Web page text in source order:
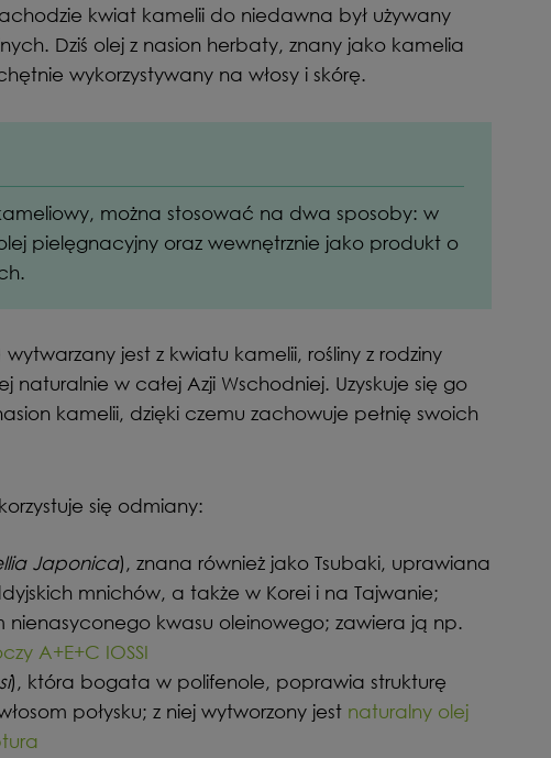
kwiat kamelii do niedawna był używany
Dziś olej z nasion herbaty, znany jako kamelia
wykorzystywany na włosy i skórę.
można stosować na dwa sposoby: w
pielęgnacyjny oraz wewnętrznie jako produkt o
wytwarzany jest z kwiatu kamelii, rośliny z rodziny
w całej Azji Wschodniej. Uzyskuje się go
kamelii, dzięki czemu zachowuje pełnię swoich
się odmiany:
Japonica), znana również jako Tsubaki, uprawiana
mnichów, a także w Korei i na Tajwanie;
nienasyconego kwasu oleinowego; zawiera ją np.
A+E+C IOSSI
), która bogata w polifenole, poprawia strukturę
połysku; z niej wytworzony jest naturalny olej